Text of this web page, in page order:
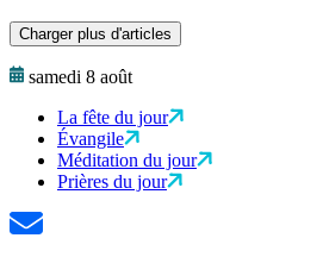
Charger plus d'articles
samedi 8 août
La fête du jour
Évangile
Méditation du jour
Prières du jour